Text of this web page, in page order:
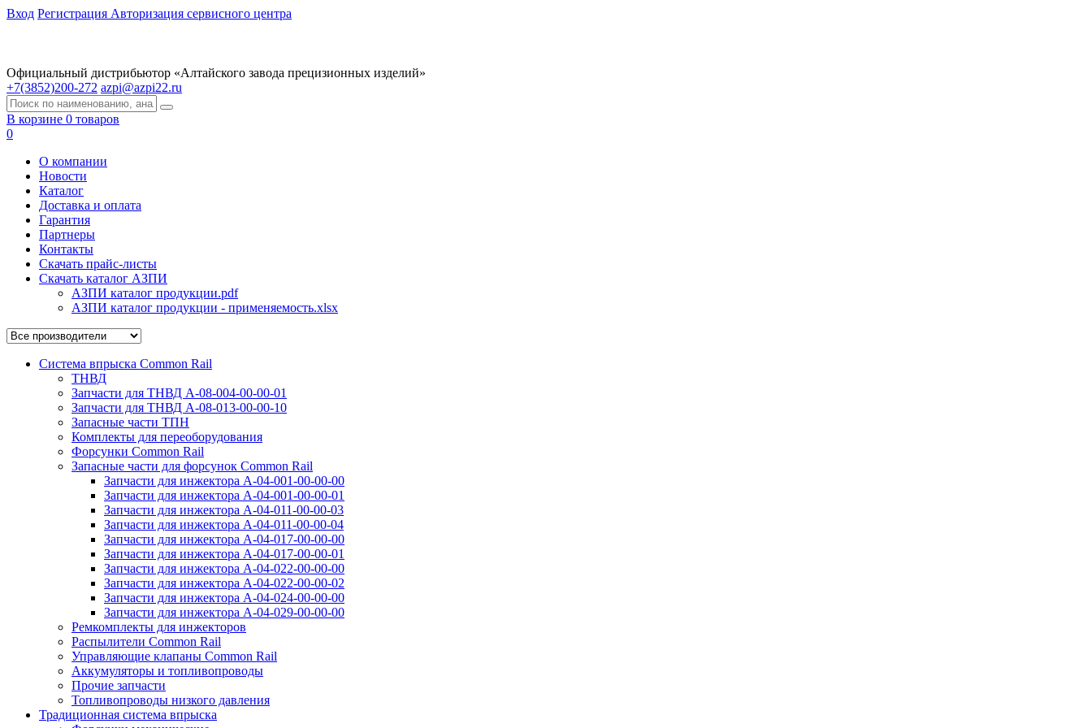
Вход Регистрация Авторизация сервисного центра
Официальный дистрибьютор «Алтайского завода прецизионных изделий»
+7(3852)200-272 azpi@azpi22.ru
В корзине 0 товаров
0
О компании
Новости
Каталог
Доставка и оплата
Гарантия
Партнеры
Контакты
Скачать прайс-листы
Скачать каталог АЗПИ
АЗПИ каталог продукции.pdf
АЗПИ каталог продукции - применяемость.xlsx
Система впрыска Common Rail
ТНВД
Запчасти для ТНВД А-08-⁠004-00-00-01
Запчасти для ТНВД А-08-⁠013-00-00-10
Запасные части ТПН
Комплекты для переоборудования
Форсунки Common Rail
Запасные части для форсунок Common Rail
Запчасти для инжектора А-04-001-00-00-00
Запчасти для инжектора А-04-001-00-00-01
Запчасти для инжектора А-04-011-00-00-03
Запчасти для инжектора А-04-011-00-00-04
Запчасти для инжектора А-04-017-00-00-00
Запчасти для инжектора А-04-017-00-00-01
Запчасти для инжектора А-04-022-00-00-00
Запчасти для инжектора А-04-022-00-00-02
Запчасти для инжектора А-04-024-00-00-00
Запчасти для инжектора А-04-029-00-00-00
Ремкомплекты для инжекторов
Распылители Common Rail
Управляющие клапаны Common Rail
Аккумуляторы и топливопроводы
Прочие запчасти
Топливопроводы низкого давления
Традиционная система впрыска